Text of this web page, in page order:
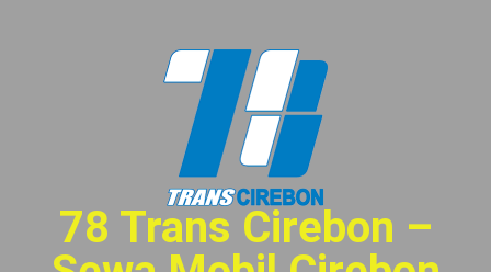
78 Trans Cirebon –